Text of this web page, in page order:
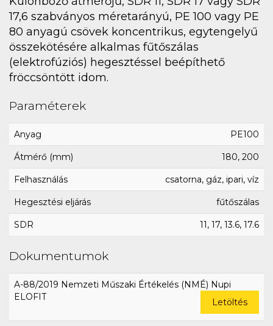
17,6 szabványos méretarányú, PE 100 vagy PE
80 anyagú csövek koncentrikus, egytengelyű
összekötésére alkalmas fűtőszálas
(elektrofúziós) hegesztéssel beépíthető
fröccsöntött idom.
Paraméterek
Anyag PE100
Átmérő (mm) 180, 200
Felhasználás csatorna, gáz, ipari, víz
Hegesztési eljárás fűtőszálas
SDR 11, 17, 13.6, 17.6
Dokumentumok
A-88/2019 Nemzeti Műszaki Értékelés (NMÉ) Nupi
ELOFIT
Letöltés